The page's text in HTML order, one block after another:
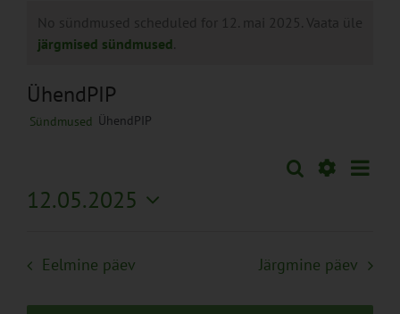
No sündmused scheduled for 12. mai 2025. Vaata üle
järgmised sündmused
ÜhendPIP
Sündmused ÜhendPIP
Sündmused
Navigation
Otsi Päev
12.05.2025
Eelmine päev Järgmine päev